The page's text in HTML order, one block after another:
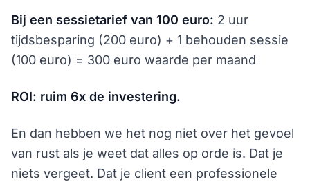
Bij een sessietarief van 100 euro: 2 uur
tijdsbesparing (200 euro) + 1 behouden sessie
(100 euro) = 300 euro waarde per maand
ROI: ruim 6x de investering.
En dan hebben we het nog niet over het gevoel
van rust als je weet dat alles op orde is. Dat je
niets vergeet. Dat je client een professionele